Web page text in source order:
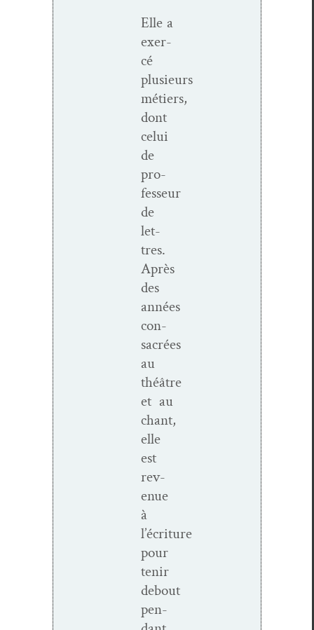
Elle a
exer­
cé
plusieurs
métiers,
dont
celui
de
pro­
fesseur
de
let­
tres.
Après
des
années
con­
sacrées
au
théâtre
et au
chant,
elle
est
rev­
enue
à
l’écriture
pour
tenir
debout
pen­